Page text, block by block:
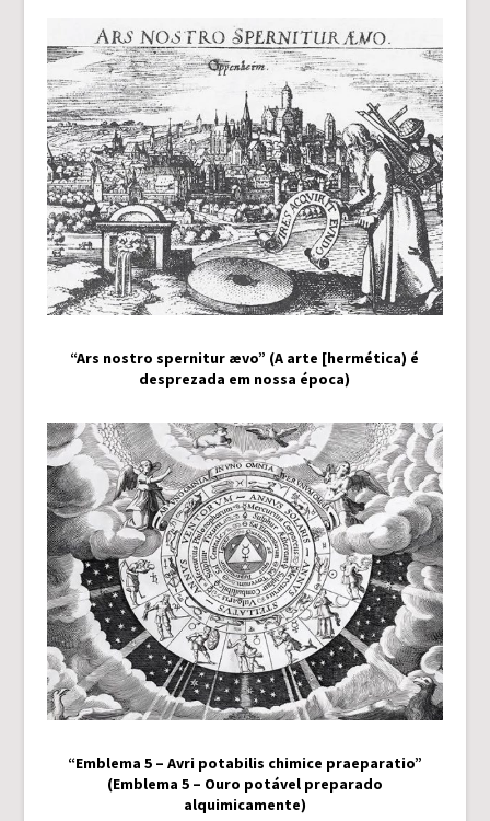
“Ars nostro spernitur ævo” (A arte [hermética) é
desprezada em nossa época)
“Emblema 5 – Avri potabilis chimice praeparatio”
(Emblema 5 – Ouro potável preparado
alquimicamente)